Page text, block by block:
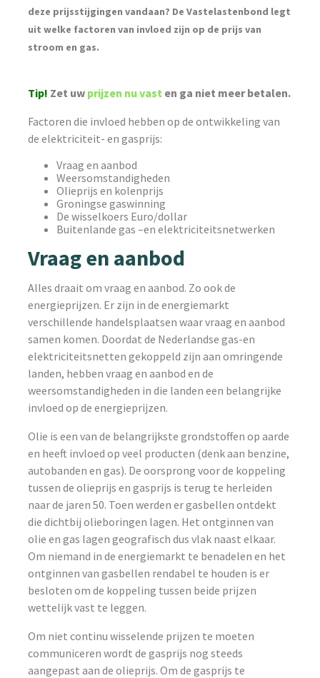
deze prijsstijgingen vandaan? De Vastelastenbond legt
uit welke factoren van invloed zijn op de prijs van
stroom en gas.
Tip! Zet uw prijzen nu vast en ga niet meer betalen.
Factoren die invloed hebben op de ontwikkeling van
de elektriciteit- en gasprijs:
Vraag en aanbod
Weersomstandigheden
Olieprijs en kolenprijs
Groningse gaswinning
De wisselkoers Euro/dollar
Buitenlande gas –en elektriciteitsnetwerken
Vraag en aanbod
Alles draait om vraag en aanbod. Zo ook de
energieprijzen. Er zijn in de energiemarkt
verschillende handelsplaatsen waar vraag en aanbod
samen komen. Doordat de Nederlandse gas-en
elektriciteitsnetten gekoppeld zijn aan omringende
landen, hebben vraag en aanbod en de
weersomstandigheden in die landen een belangrijke
invloed op de energieprijzen.
Olie is een van de belangrijkste grondstoffen op aarde
en heeft invloed op veel producten (denk aan benzine,
autobanden en gas). De oorsprong voor de koppeling
tussen de olieprijs en gasprijs is terug te herleiden
naar de jaren 50. Toen werden er gasbellen ontdekt
die dichtbij olieboringen lagen. Het ontginnen van
olie en gas lagen geografisch dus vlak naast elkaar.
Om niemand in de energiemarkt te benadelen en het
ontginnen van gasbellen rendabel te houden is er
besloten om de koppeling tussen beide prijzen
wettelijk vast te leggen.
Om niet continu wisselende prijzen te moeten
communiceren wordt de gasprijs nog steeds
aangepast aan de olieprijs. Om de gasprijs te